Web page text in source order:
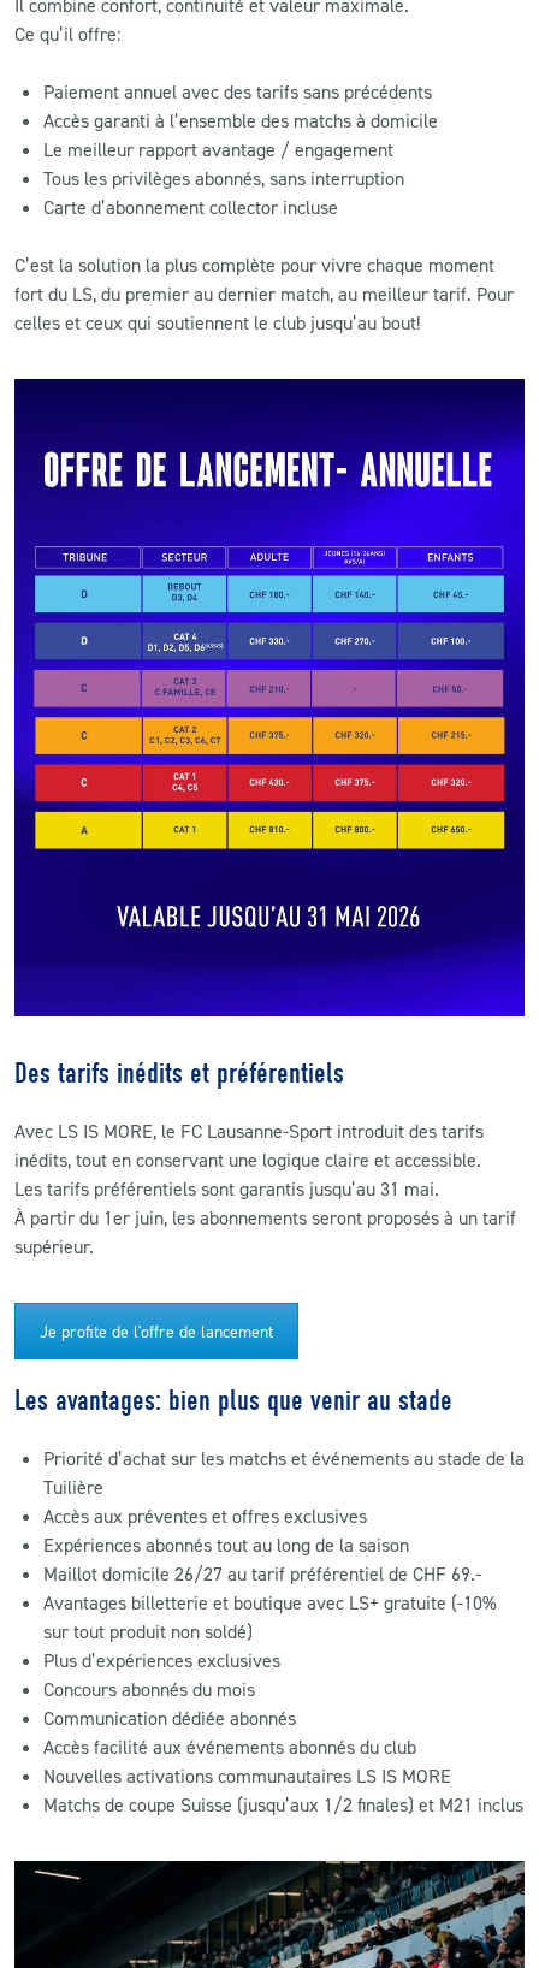
Ce qu’il offre:
Paiement annuel avec des tarifs sans précédents
Accès garanti à l’ensemble des matchs à domicile
Le meilleur rapport avantage / engagement
Tous les privilèges abonnés, sans interruption
Carte d’abonnement collector incluse
C’est la solution la plus complète pour vivre chaque moment
fort du LS, du premier au dernier match, au meilleur tarif. Pour
celles et ceux qui soutiennent le club jusqu’au bout!
Des tarifs inédits et préférentiels
Avec LS IS MORE, le FC Lausanne-Sport introduit des tarifs
inédits, tout en conservant une logique claire et accessible.
Les tarifs préférentiels sont garantis jusqu’au 31 mai.
À partir du 1er juin, les abonnements seront proposés à un tarif
supérieur.
Je profite de l'offre de lancement
Les avantages: bien plus que venir au stade
Priorité d’achat sur les matchs et événements au stade de la
Tuilière
Accès aux préventes et offres exclusives
Expériences abonnés tout au long de la saison
Maillot domicile 26/27 au tarif préférentiel de CHF 69.-
Avantages billetterie et boutique avec LS+ gratuite (-10%
sur tout produit non soldé)
Plus d’expériences exclusives
Concours abonnés du mois
Communication dédiée abonnés
Accès facilité aux événements abonnés du club
Nouvelles activations communautaires LS IS MORE
Matchs de coupe Suisse (jusqu’aux 1/2 finales) et M21 inclus